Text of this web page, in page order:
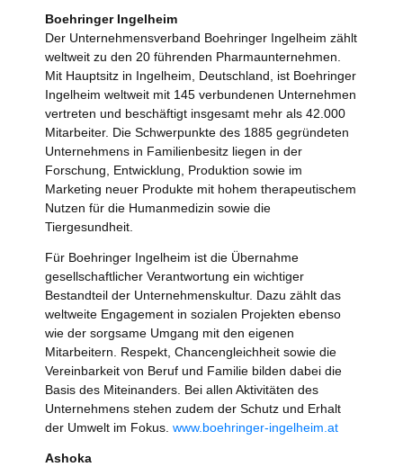
Boehringer Ingelheim
Der Unternehmensverband Boehringer Ingelheim zählt
weltweit zu den 20 führenden Pharmaunternehmen.
Mit Hauptsitz in Ingelheim, Deutschland, ist Boehringer
Ingelheim weltweit mit 145 verbundenen Unternehmen
vertreten und beschäftigt insgesamt mehr als 42.000
Mitarbeiter. Die Schwerpunkte des 1885 gegründeten
Unternehmens in Familienbesitz liegen in der
Forschung, Entwicklung, Produktion sowie im
Marketing neuer Produkte mit hohem therapeutischem
Nutzen für die Humanmedizin sowie die
Tiergesundheit.
Für Boehringer Ingelheim ist die Übernahme
gesellschaftlicher Verantwortung ein wichtiger
Bestandteil der Unternehmenskultur. Dazu zählt das
weltweite Engagement in sozialen Projekten ebenso
wie der sorgsame Umgang mit den eigenen
Mitarbeitern. Respekt, Chancengleichheit sowie die
Vereinbarkeit von Beruf und Familie bilden dabei die
Basis des Miteinanders. Bei allen Aktivitäten des
Unternehmens stehen zudem der Schutz und Erhalt
der Umwelt im Fokus. www.boehringer-ingelheim.at
Ashoka